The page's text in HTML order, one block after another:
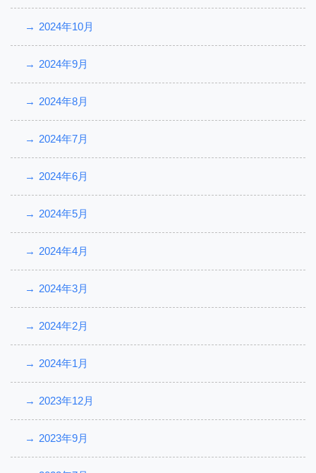
2024年10月
2024年9月
2024年8月
2024年7月
2024年6月
2024年5月
2024年4月
2024年3月
2024年2月
2024年1月
2023年12月
2023年9月